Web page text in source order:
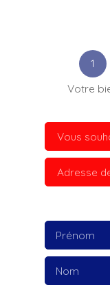
1
Votre
Vous
Adresse
Prénom
Nom